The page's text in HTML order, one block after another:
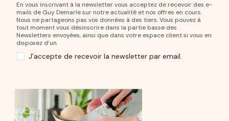
En vous inscrivant à la newsletter vous acceptez de recevoir des e-
mails de Guy Demarle sur notre actualité et nos offres en cours.
Nous ne partageons pas vos données à des tiers. Vous pouvez à
tout moment vous désinscrire dans la partie basse des
Newsletters envoyées, ainsi que dans votre espace client si vous en
disposez d’un
J’accepte de recevoir la newsletter par email.